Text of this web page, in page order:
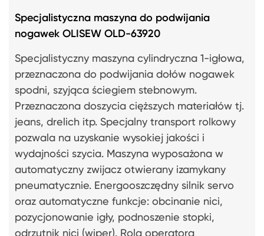
Specjalistyczna maszyna do podwijania
nogawek OLISEW OLD-63920
Specjalistyczny maszyna cylindryczna 1-igłowa,
przeznaczona do podwijania dołów nogawek
spodni, szyjąca ściegiem stebnowym.
Przeznaczona doszycia cięższych materiałów tj.
jeans, drelich itp. Specjalny transport rolkowy
pozwala na uzyskanie wysokiej jakości i
wydajności szycia. Maszyna wyposażona w
automatyczny zwijacz otwierany izamykany
pneumatycznie. Energooszczędny silnik servo
oraz automatyczne funkcje: obcinanie nici,
pozycjonowanie igły, podnoszenie stopki,
odrzutnik nici (wiper). Rola operatora